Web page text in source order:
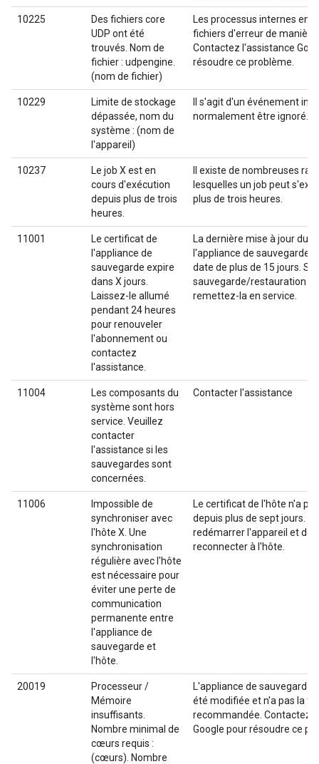
10225
Des fichiers core
UDP ont été
trouvés. Nom de
fichier : udpengine.
(nom de fichier)
Les processus internes
fichiers d'erreur de
Contactez l'assistance
résoudre ce problème.
10229
Limite de stockage
dépassée, nom du
système : (nom de
l'appareil)
Il s'agit d'un événement
normalement être ignoré.
10237
Le job X est en
cours d'exécution
depuis plus de trois
heures.
Il existe de nombreuses
lesquelles un job peut
plus de trois heures.
11001
Le certificat de
l'appliance de
sauvegarde expire
dans X jours.
Laissez-le allumé
pendant 24 heures
pour renouveler
l'abonnement ou
contactez
l'assistance.
La dernière mise à jour du
l'appliance de sauvegarde/
date de plus de 15 jours. Si
sauvegarde/restauration
remettez-la en service.
11004
Les composants du
système sont hors
service. Veuillez
contacter
l'assistance si les
sauvegardes sont
concernées.
Contacter l'assistance
11006
Impossible de
synchroniser avec
l'hôte X. Une
synchronisation
régulière avec l'hôte
est nécessaire pour
éviter une perte de
communication
permanente entre
l'appliance de
sauvegarde et
l'hôte.
Le certificat de l'hôte n'a
depuis plus de sept jours.
redémarrer l'appareil et de
reconnecter à l'hôte.
20019
Processeur /
Mémoire
insuffisants.
Nombre minimal de
cœurs requis :
(cœurs). Nombre
L'appliance de
été modifiée et n'a pas la
recommandée. Contactez
Google pour résoudre ce